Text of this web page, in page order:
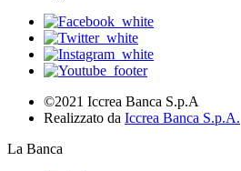
©2021 Iccrea Banca S.p.A
Realizzato da Iccrea Banca S.p.A.
La Banca